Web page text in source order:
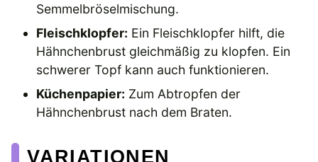
Semmelbröselmischung.
Fleischklopfer: Ein Fleischklopfer hilft, die
Hähnchenbrust gleichmäßig zu klopfen. Ein
schwerer Topf kann auch funktionieren.
Küchenpapier: Zum Abtropfen der
Hähnchenbrust nach dem Braten.
VARIATIONEN